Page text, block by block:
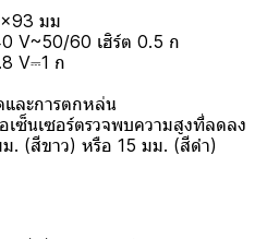
มม
V~50/60 เฮิร์ต 0.5 ก
V⎓1 ก
และการตกหล่น
ซ็นเซอร์ตรวจพบความสูงที่ลดลง
. (สีขาว) หรือ 15 มม. (สีดำ)